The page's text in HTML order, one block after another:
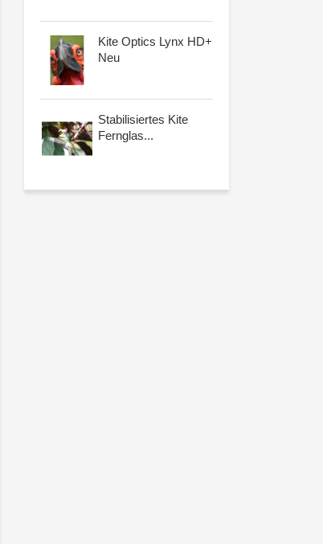
Kite Optics Lynx HD+
Neu
Stabilisiertes Kite
Fernglas...